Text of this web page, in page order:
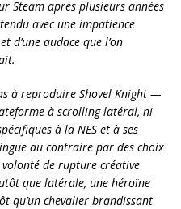
Steam après plusieurs années
avec une impatience
d’une audace que l’on
à reproduire Shovel Knight —
à scrolling latéral, ni
à la NES et à ses
au contraire par des choix
de rupture créative
que latérale, une héroïne
qu’un chevalier brandissant